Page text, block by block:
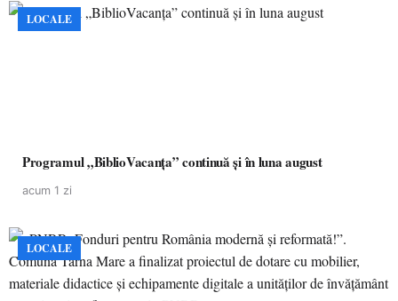
LOCALE
Programul „BiblioVacanța” continuă și în luna august
acum 1 zi
LOCALE